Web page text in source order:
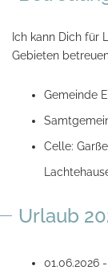
Ich kann Dich für
Gebieten
Gemeinde
Celle:
Urlaub
01.06.2026